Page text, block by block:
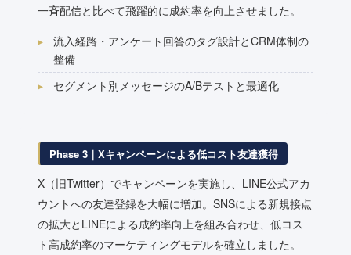
一斉配信と比べて飛躍的に成約率を向上させました。
流入経路・アンケート回答のタグ設計とCRM体制の
整備
セグメント別メッセージのA/Bテストと最適化
Phase 3｜Xキャンペーンによる低コスト友達獲得
X（旧Twitter）でキャンペーンを実施し、LINE公式アカ
ウントへの友達登録を大幅に増加。SNSによる新規接点
の拡大とLINEによる成約率向上を組み合わせ、低コス
ト高成約率のマーケティングモデルを確立しました。